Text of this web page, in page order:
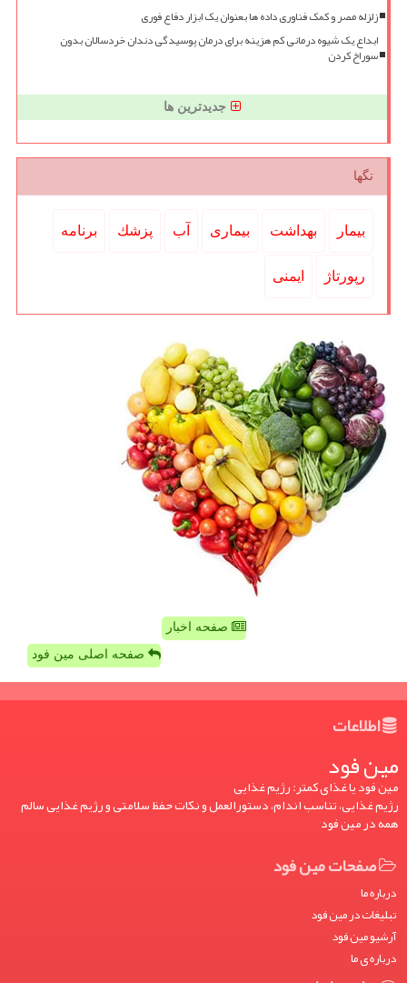
زلزله مصر و کمک فناوری داده ها بعنوان یک ابزار دفاع فوری
ابداع یک شیوه درمانی کم هزینه برای درمان پوسیدگی دندان خردسالان بدون
سوراخ کردن
جدیدترین ها
تگها
بیمار بهداشت بیماری آب پزشك برنامه
رپورتاژ ایمنی
صفحه اخبار
صفحه اصلی مین فود
اطلاعات
مین فود
مین فود یا غذای کمتر: رژیم غذایی
رژیم غذایی، تناسب اندام، دستورالعمل و نکات حفظ سلامتی و رژیم غذایی سالم
همه در مین فود
صفحات مین فود
درباره ما
تبلیغات در مین فود
آرشیو مین فود
درباره ی ما